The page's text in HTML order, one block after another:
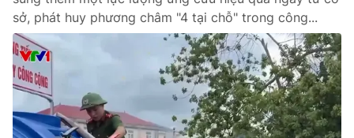
THỜI BÁO VTV
Theo dõi báo trên
sở, phát huy phương châm "4 tại chỗ" trong công...